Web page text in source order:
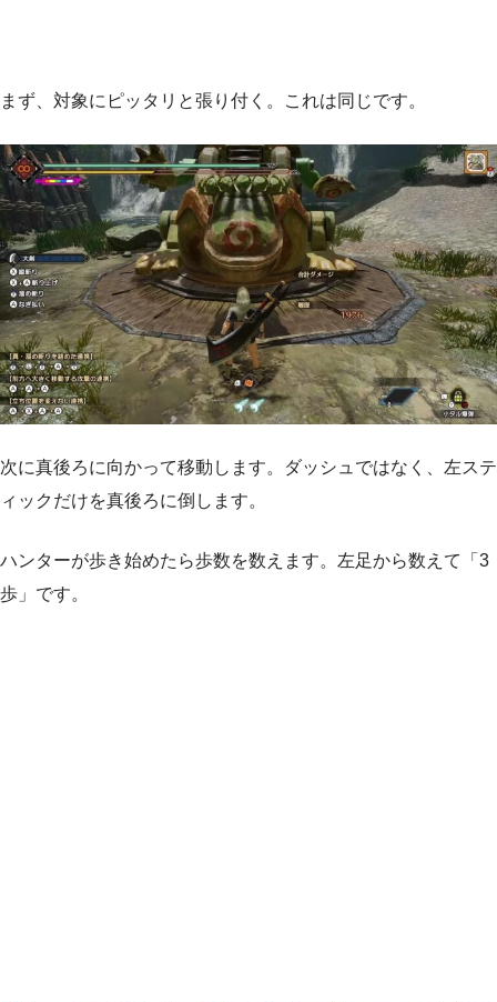
まず、対象にピッタリと張り付く。これは同じです。
次に真後ろに向かって移動します。ダッシュではなく、左ステ
ィックだけを真後ろに倒します。
ハンターが歩き始めたら歩数を数えます。左足から数えて「3
歩」です。